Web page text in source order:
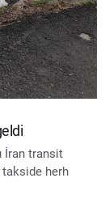
İran transit
takside herh